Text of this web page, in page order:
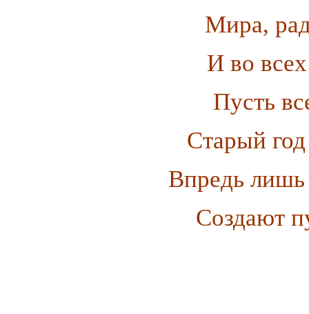
Мира,
И во
Пусть
Старый
Впредь лишь
Создают